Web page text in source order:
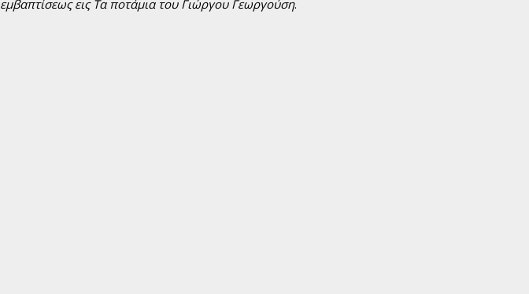
εμβαπτίσεως εις Τα ποτάμια του Γιώργου Γεωργούση.